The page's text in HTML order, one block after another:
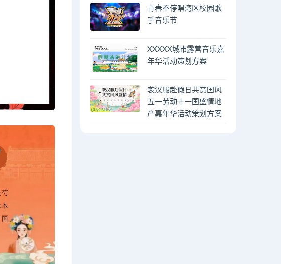
青春不停唱湾区校园歌
手音乐节
XXXXX城市露营音乐嘉
年华活动策划方案
袭汉服赴假日共赏国风
五一劳动十一国盛情地
产嘉年华活动策划方案